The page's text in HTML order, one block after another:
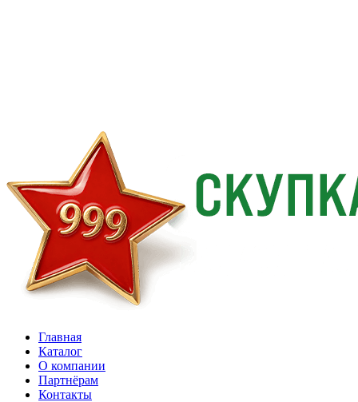
Главная
Каталог
О компании
Партнёрам
Контакты